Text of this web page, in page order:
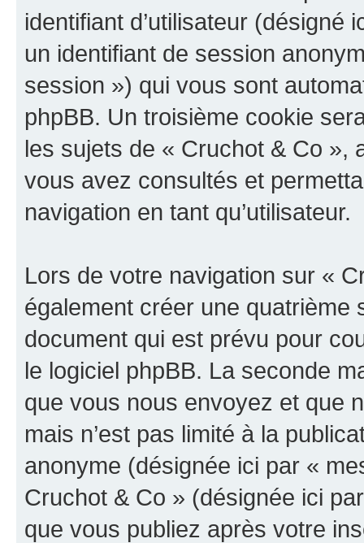
identifiant d’utilisateur (désigné
un identifiant de session
session ») qui vous sont
phpBB. Un troisième cookie
les sujets de « Cruchot & Co »,
vous avez consultés et
navigation en tant qu’utilisateur.
Lors de votre navigation sur «
également créer une
document qui est prévu pour
le logiciel phpBB. La seconde
que vous nous envoyez et que
mais n’est pas limité à la
anonyme (désignée ici par «
Cruchot & Co » (désignée ici
que vous publiez après votre